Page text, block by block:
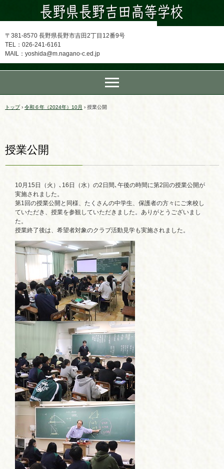
〒381-8570 長野県長野市吉田2丁目12番9号
TEL：026-241-6161
MAIL：yoshida@m.nagano-c.ed.jp
トップ › 令和６年（2024年）10月 › 授業公開
授業公開
10月15日（火）､16日（水）の2日間､午後の時間に第2回の授業公開が
実施されました。
第1回の授業公開と同様、たくさんの中学生、保護者の方々にご来校し
ていただき、授業を参観していただきました。ありがとうございまし
た。
授業終了後は、希望者対象のクラブ活動見学も実施されました。